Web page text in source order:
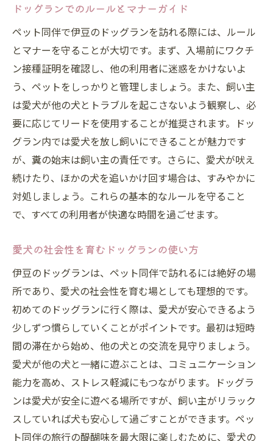
ドッグランでのルールとマナーガイド
ペット同伴で伊豆のドッグランを訪れる際には、ルール
とマナーを守ることが大切です。まず、入場前にワクチ
ン接種証明を確認し、他の利用者に迷惑をかけないよ
う、ペットをしっかりと管理しましょう。また、飼い主
は愛犬が他の犬とトラブルを起こさないよう観察し、必
要に応じてリードを使用することが推奨されます。ドッ
グラン内では愛犬を放し飼いにできることが魅力です
が、糞の始末は飼い主の責任です。さらに、愛犬が吠え
続けたり、ほかの犬を追いかけ回す場合は、すみやかに
対処しましょう。これらの基本的なルールを守ること
で、すべての利用者が快適な時間を過ごせます。
愛犬の社会性を育むドッグランの使い方
伊豆のドッグランは、ペット同伴で訪れるには絶好の場
所であり、愛犬の社会性を育む場としても理想的です。
初めてのドッグランに行く際は、愛犬が安心できるよう
少しずつ慣らしていくことがポイントです。最初は短時
間の滞在から始め、他の犬との交流を見守りましょう。
愛犬が他の犬と一緒に遊ぶことは、コミュニケーション
能力を高め、ストレス軽減にもつながります。ドッグラ
ンは愛犬が安全に遊べる場所ですが、飼い主がリラック
スしていれば犬も安心して過ごすことができます。ペッ
ト同伴の旅行の醍醐味を最大限に楽しむために、愛犬の